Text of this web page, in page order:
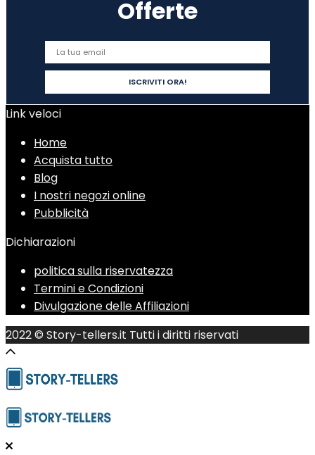
Offerte
Link veloci
Home
Acquista tutto
Blog
I nostri negozi online
Pubblicità
Dichiarazioni
politica sulla riservatezza
Termini e Condizioni
Divulgazione delle Affiliazioni
2022 © Story-tellers.it Tutti i diritti riservati